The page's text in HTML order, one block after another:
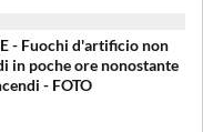
- Fuochi d'artificio non
in poche ore nonostante
- FOTO